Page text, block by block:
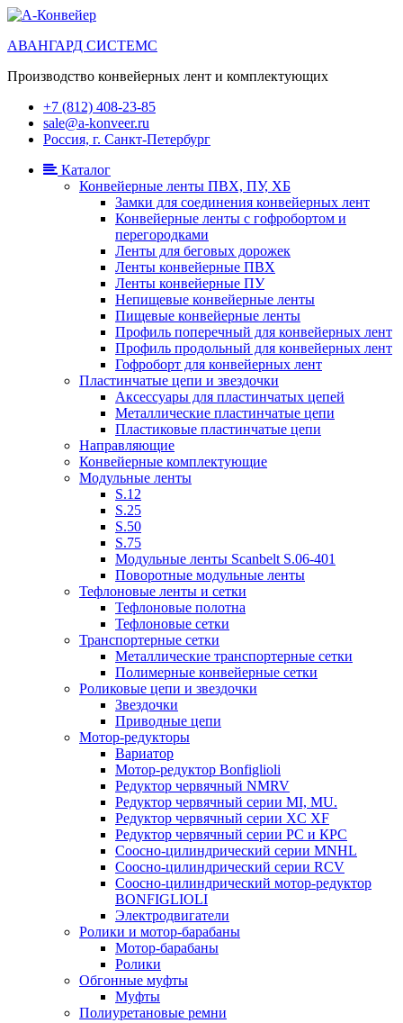
АВАНГАРД СИСТЕМС
Производство конвейерных лент и комплектующих
+7 (812) 408-23-85
sale@a-konveer.ru
Россия, г. Санкт-Петербург
Каталог
Конвейерные ленты ПВХ, ПУ, ХБ
Замки для соединения конвейерных лент
Конвейерные ленты с гофробортом и
перегородками
Ленты для беговых дорожек
Ленты конвейерные ПВХ
Ленты конвейерные ПУ
Непищевые конвейерные ленты
Пищевые конвейерные ленты
Профиль поперечный для конвейерных лент
Профиль продольный для конвейерных лент
Гофроборт для конвейерных лент
Пластинчатые цепи и звездочки
Аксессуары для пластинчатых цепей
Металлические пластинчатые цепи
Пластиковые пластинчатые цепи
Направляющие
Конвейерные комплектующие
Модульные ленты
S.12
S.25
S.50
S.75
Модульные ленты Scanbelt S.06-401
Поворотные модульные ленты
Тефлоновые ленты и сетки
Тефлоновые полотна
Тефлоновые сетки
Транспортерные сетки
Металлические транспортерные сетки
Полимерные конвейерные сетки
Роликовые цепи и звездочки
Звездочки
Приводные цепи
Мотор-редукторы
Вариатор
Мотор-редуктор Bonfiglioli
Редуктор червячный NMRV
Редуктор червячный серии MI, MU.
Редуктор червячный серии XC XF
Редуктор червячный серии РС и КРС
Соосно-цилиндрический серии MNHL
Соосно-цилиндрический серии RCV
Соосно-цилиндрический мотор-редуктор
BONFIGLIOLI
Электродвигатели
Ролики и мотор-барабаны
Мотор-барабаны
Ролики
Обгонные муфты
Муфты
Полиуретановые ремни